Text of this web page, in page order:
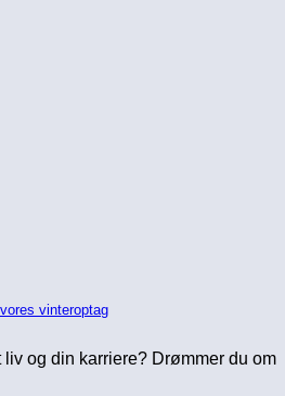
vinteroptag
og din karriere? Drømmer du om